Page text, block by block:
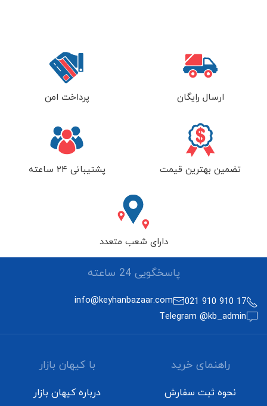
ارسال رایگان پرداخت امن
تضمین بهترین قیمت پشتیبانی ۲۴ ساعته
دارای شعب متعدد
پاسخگویی 24 ساعته
17 910 910 021
info@keyhanbazaar.com
Telegram @kb_admin
راهنمای خرید
نحوه ثبت سفارش
با کیهان بازار
درباره کیهان بازار